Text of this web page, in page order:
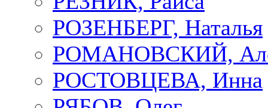
РОЗЕНБЕРГ, Наталья
РОМАНОВСКИЙ,
РОСТОВЦЕВА, Инна